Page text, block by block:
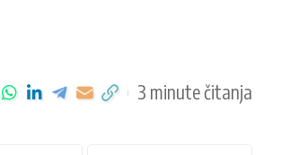
3 minute čitanja